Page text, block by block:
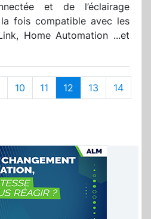
et de l’éclairage
fois compatible avec les
Home Automation ...et
10 11 12 13
14